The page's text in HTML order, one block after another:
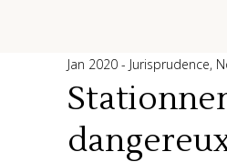
Jan 2020 Jurisprudence,